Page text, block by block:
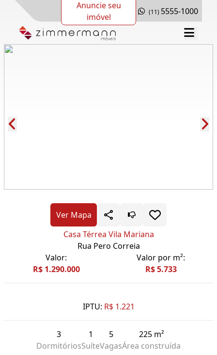
Anuncie seu
imóvel
(11) 5555-1000
Ver Mapa
Casa Térrea Vila Mariana
Rua Pero Correia
Valor:
R$ 1.290.000
Valor por m²:
R$ 5.733
IPTU: R$ 1.221
3
Dormitórios
1
Suíte
5
Vagas
225 m²
Área construída